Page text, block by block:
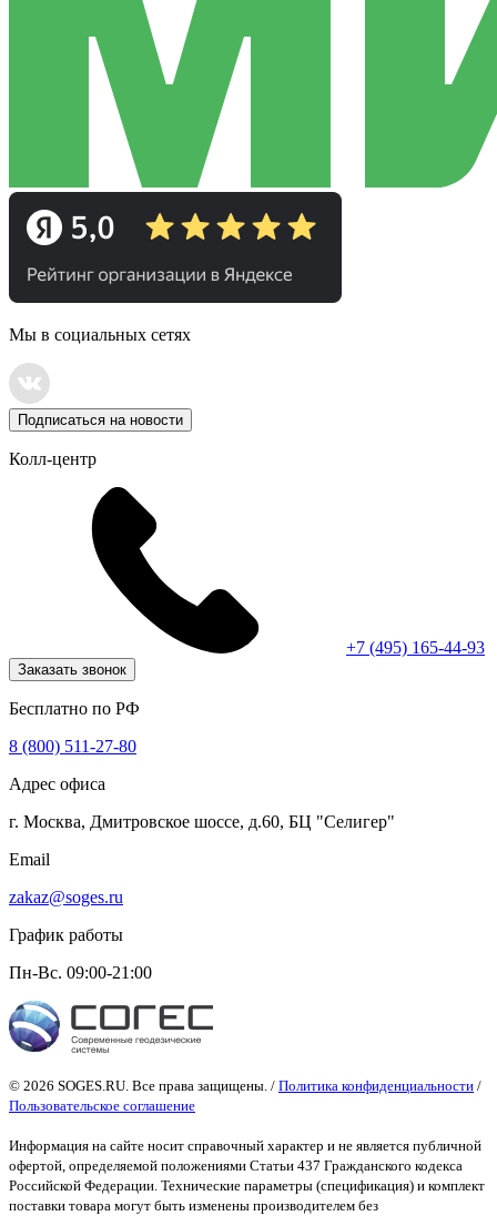
Мы в социальных сетях
Подписаться на новости
Колл-центр
+7 (495) 165-44-93
Заказать звонок
Бесплатно по РФ
8 (800) 511-27-80
Адрес офиса
г. Москва, Дмитровское шоссе, д.60, БЦ "Селигер"
Email
zakaz@soges.ru
График работы
Пн-Вс. 09:00-21:00
© 2026 SOGES.RU. Все права защищены. / Политика конфиденциальности /
Пользовательское соглашение
Информация на сайте носит справочный характер и не является публичной
офертой, определяемой положениями Статьи 437 Гражданского кодекса
Российской Федерации. Технические параметры (спецификация) и комплект
поставки товара могут быть изменены производителем без